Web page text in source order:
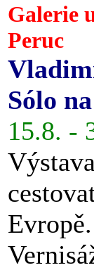
Galerie
Peruc
Sólo
15.8. -
Evropě.